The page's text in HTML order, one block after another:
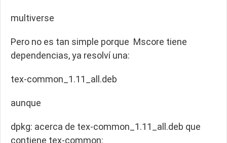
multiverse
Pero no es tan simple porque Mscore tiene
dependencias, ya resolví una:
tex-common_1.11_all.deb
aunque
dpkg: acerca de tex-common_1.11_all.deb que
contiene tex-common: